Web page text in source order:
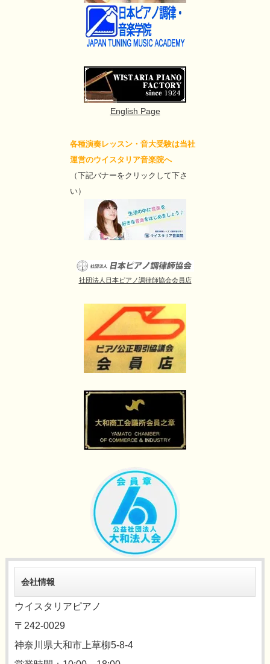
English Page
各種演奏レッスン・音大受験は当社
運営のウイスタリア音楽院へ
（下記バナーをクリックして下さ
い）
社団法人日本ピアノ調律師協会会員店
会社情報
ウイスタリアピアノ
〒242-0029
神奈川県大和市上草柳5-8-4